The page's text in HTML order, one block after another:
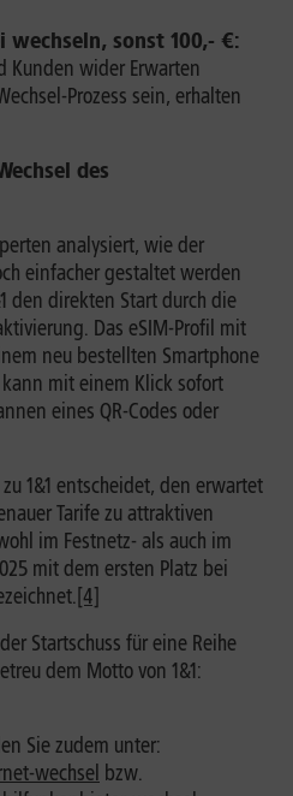
wechseln, sonst 100,- €:
Kunden wider Erwarten
Prozess sein, erhalten
des
analysiert, wie der
einfacher gestaltet werden
den direkten Start durch die
Das eSIM-Profil mit
neu bestellten Smartphone
mit einem Klick sofort
eines QR-Codes oder
1&1 entscheidet, den erwartet
Tarife zu attraktiven
im Festnetz- als auch im
mit dem ersten Platz bei
[4]
Startschuss für eine Reihe
dem Motto von 1&1:
Sie zudem unter:
wechsel bzw.